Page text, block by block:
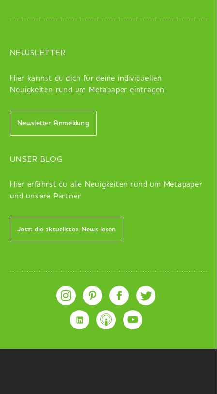
NEWSLETTER
Hier kannst du dich für deine individuellen
Neuigkeiten rund um Metapaper eintragen
Newsletter Anmeldung
UNSER BLOG
Hier erfährst du alle Neuigkeiten rund um Metapaper
und unsere Partner
Jetzt die aktuellsten News lesen